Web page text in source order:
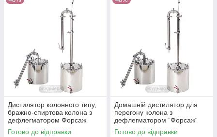
Дистилятор колонного типу,
бражно-спиртова колона з
дефлегматором Форсаж
Samogray 2 дюйми 33 літри
Готово до відправки
Домашній дистилятор для
перегону колона з
дефлегматором ”Форсаж“
Samogray 2 дюйми бак 70 л
Готово до відправки